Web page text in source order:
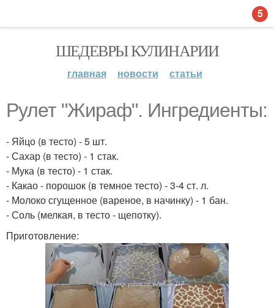
ШЕДЕВРЫ КУЛИНАРИИ
главная новости статьи
Рулет "Жираф". Ингредиенты:
- Яйцо (в тесто) - 5 шт.
- Сахар (в тесто) - 1 стак.
- Мука (в тесто) - 1 стак.
- Какао - порошок (в темное тесто) - 3-4 ст. л.
- Молоко сгущенное (вареное, в начинку) - 1 бан.
- Соль (мелкая, в тесто - щепотку).
Приготовление:
5